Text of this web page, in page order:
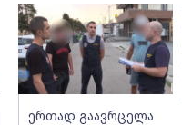
ერთად გაავრცელა